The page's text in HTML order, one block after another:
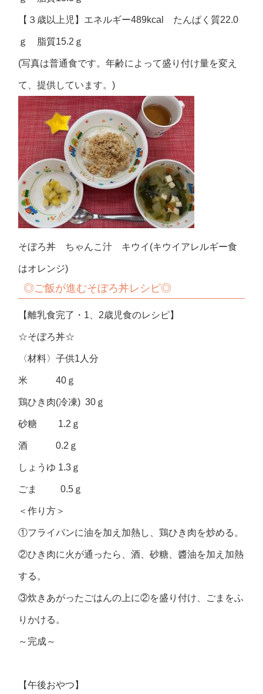
【３歳以上児】エネルギー489kcal たんぱく質22.0
ｇ 脂質15.2ｇ
(写真は普通食です。年齢によって盛り付け量を変え
て、提供しています。)
そぼろ丼 ちゃんこ汁 キウイ(キウイアレルギー食
はオレンジ)
◎ご飯が進むそぼろ丼レシピ◎
【離乳食完了・1、2歳児食のレシピ】
☆そぼろ丼☆
〈材料〉子供1人分
米 40ｇ
鶏ひき肉(冷凍) 30ｇ
砂糖 1.2ｇ
酒 0.2ｇ
しょうゆ 1.3ｇ
ごま 0.5ｇ
＜作り方＞
①フライパンに油を加え加熱し、鶏ひき肉を炒める。
②ひき肉に火が通ったら、酒、砂糖、醬油を加え加熱
する。
③炊きあがったごはんの上に②を盛り付け、ごまをふ
りかける。
～完成～
【午後おやつ】